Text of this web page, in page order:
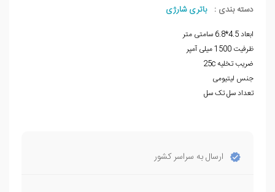
دسته بندی : باتری شارژی
ابعاد 4.5*6.8 سامتی متر
ظرفیت 1500 میلی آمپر
ضریب تخلیه 25c
جنس لیتیومی
تعداد سل تک سل
ارسال به سراسر کشور